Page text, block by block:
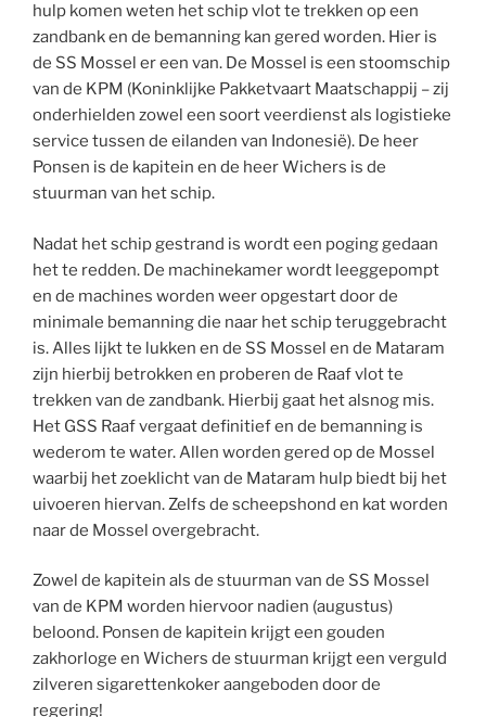
hulp komen weten het schip vlot te trekken op een
zandbank en de bemanning kan gered worden. Hier is
de SS Mossel er een van. De Mossel is een stoomschip
van de KPM (Koninklijke Pakketvaart Maatschappij – zij
onderhielden zowel een soort veerdienst als logistieke
service tussen de eilanden van Indonesië). De heer
Ponsen is de kapitein en de heer Wichers is de
stuurman van het schip.
Nadat het schip gestrand is wordt een poging gedaan
het te redden. De machinekamer wordt leeggepompt
en de machines worden weer opgestart door de
minimale bemanning die naar het schip teruggebracht
is. Alles lijkt te lukken en de SS Mossel en de Mataram
zijn hierbij betrokken en proberen de Raaf vlot te
trekken van de zandbank. Hierbij gaat het alsnog mis.
Het GSS Raaf vergaat definitief en de bemanning is
wederom te water. Allen worden gered op de Mossel
waarbij het zoeklicht van de Mataram hulp biedt bij het
uivoeren hiervan. Zelfs de scheepshond en kat worden
naar de Mossel overgebracht.
Zowel de kapitein als de stuurman van de SS Mossel
van de KPM worden hiervoor nadien (augustus)
beloond. Ponsen de kapitein krijgt een gouden
zakhorloge en Wichers de stuurman krijgt een verguld
zilveren sigarettenkoker aangeboden door de
regering!